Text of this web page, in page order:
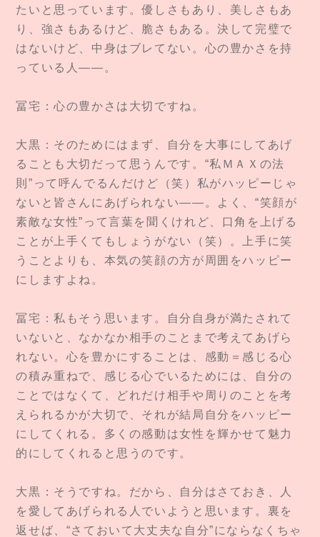
たいと思っています。優しさもあり、美しさもあ
り、強さもあるけど、脆さもある。決して完璧で
はないけど、中身はブレてない。心の豊かさを持
っている人——。
冨宅：心の豊かさは大切ですね。
大黒：そのためにはまず、自分を大事にしてあげ
ることも大切だって思うんです。“私ＭＡＸの法
則”って呼んでるんだけど（笑）私がハッピーじゃ
ないと皆さんにあげられない——。よく、“笑顔が
素敵な女性”って言葉を聞くけれど、口角を上げる
ことが上手くてもしょうがない（笑）。上手に笑
うことよりも、本気の笑顔の方が周囲をハッピー
にしますよね。
冨宅：私もそう思います。自分自身が満たされて
いないと、なかなか相手のことまで考えてあげら
れない。心を豊かにすることは、感動＝感じる心
の積み重ねで、感じる心でいるためには、自分の
ことではなくて、どれだけ相手や周りのことを考
えられるかが大切で、それが結局自分をハッピー
にしてくれる。多くの感動は女性を輝かせて魅力
的にしてくれると思うのです。
大黒：そうですね。だから、自分はさておき、人
を愛してあげられる人でいようと思います。裏を
返せば、“さておいて大丈夫な自分”にならなくちゃ